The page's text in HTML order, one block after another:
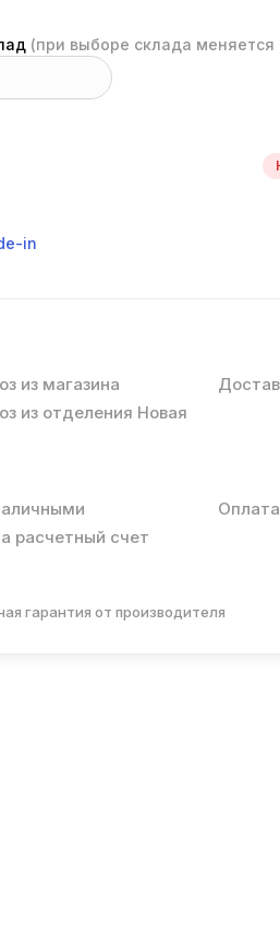
(при выборе склада меняется
in
из магазина
из отделения Новая
расчетный счет
гарантия от производителя